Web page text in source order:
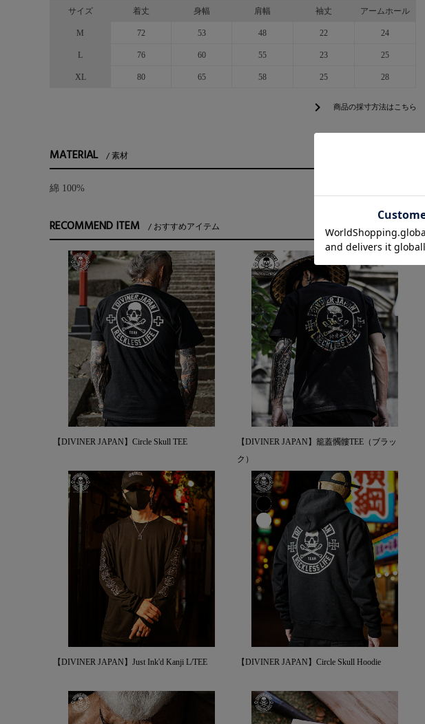
サイズ 着丈 身幅 肩幅 袖丈 アームホール
M 72 53 48 22 24
L 76 60 55 23 25
XL 80 65 58 25 28
chevron_right 商品の採寸方法はこちら
MATERIAL 素材
綿 100%
RECOMMEND ITEM おすすめアイテム
【DIVINER JAPAN】Circle Skull TEE
【DIVINER JAPAN】籠蓋髑髏TEE（ブラッ
ク）
【DIVINER JAPAN】Just Ink'd Kanji L/TEE 【DIVINER JAPAN】Circle Skull Hoodie